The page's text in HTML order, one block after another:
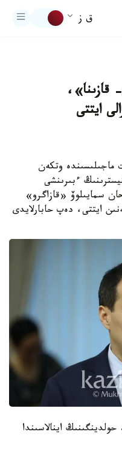
ق ز
قازىنا»،
ايتتى
ماجىلىسىندە وتكەن
ءبىرىنشى
سمايىلوۆ «قازاگرو»
ايتتى، دەپ حابارلايدى
اينالاسىندا